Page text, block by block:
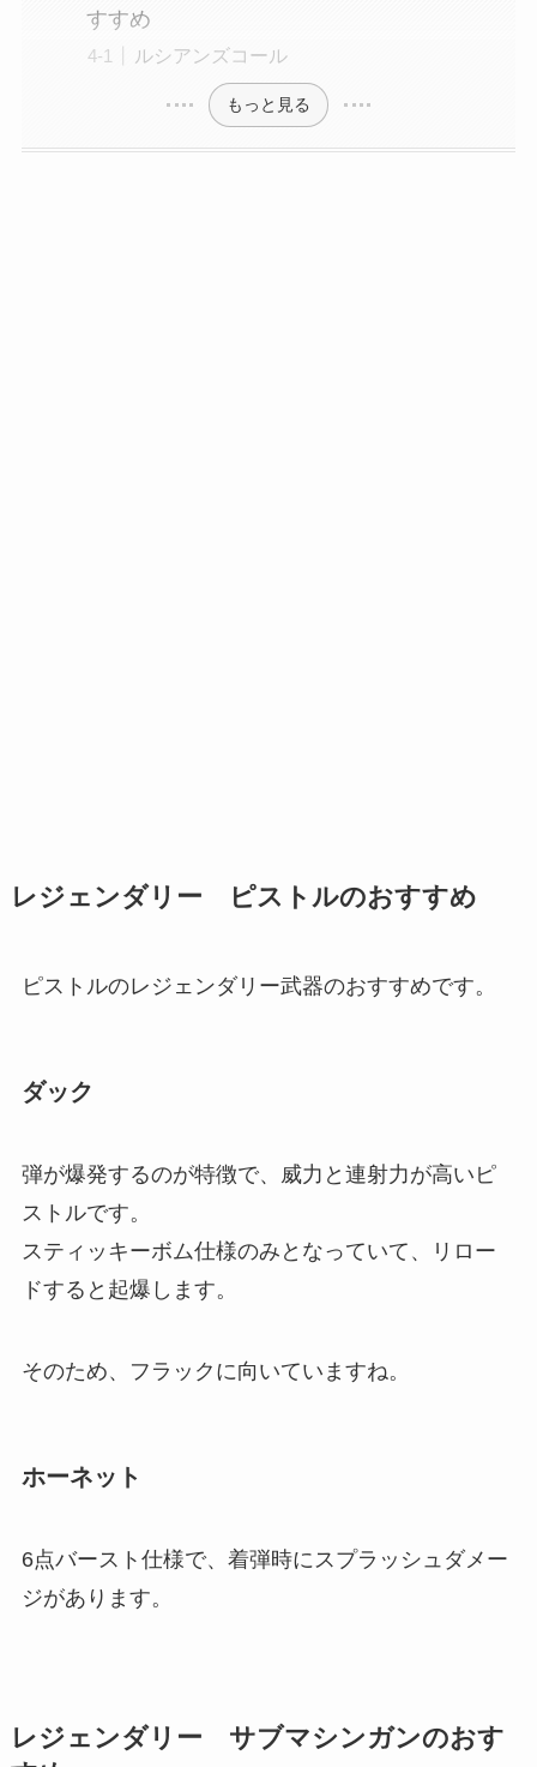
すすめ
ルシアンズコール
もっと見る
レジェンダリー ピストルのおすすめ
ピストルのレジェンダリー武器のおすすめです。
ダック
弾が爆発するのが特徴で、威力と連射力が高いピ
ストルです。
スティッキーボム仕様のみとなっていて、リロー
ドすると起爆します。
そのため、フラックに向いていますね。
ホーネット
6点バースト仕様で、着弾時にスプラッシュダメー
ジがあります。
レジェンダリー サブマシンガンのおす